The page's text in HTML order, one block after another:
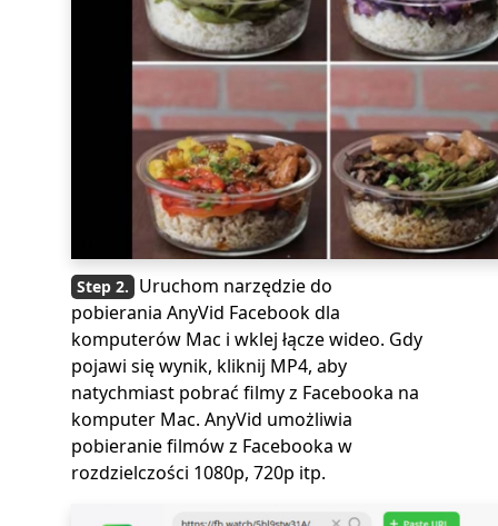
Uruchom narzędzie do
pobierania AnyVid Facebook dla
komputerów Mac i wklej łącze wideo. Gdy
pojawi się wynik, kliknij MP4, aby
natychmiast pobrać filmy z Facebooka na
komputer Mac. AnyVid umożliwia
pobieranie filmów z Facebooka w
rozdzielczości 1080p, 720p itp.